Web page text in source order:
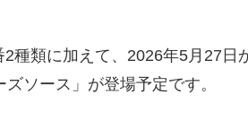
種類に加えて、2026年5月27日
ソース」が登場予定です。